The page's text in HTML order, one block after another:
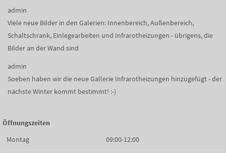
admin
Viele neue Bilder in den Galerien: Innenbereich, Außenbereich,
Schaltschrank, Einlegearbeiten und Infrarotheizungen - übrigens, die
Bilder an der Wand sind
admin
Soeben haben wir die neue Gallerie Infrarotheizungen hinzugefügt - der
nächste Winter kommt bestimmt! :-)
Öffnungszeiten
Montag
09:00-12:00